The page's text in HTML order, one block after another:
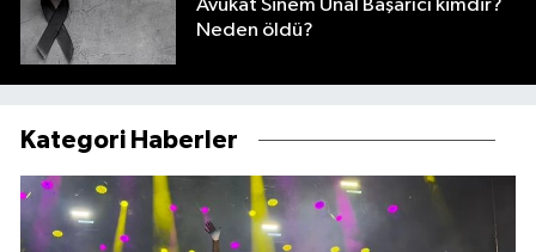
Avukat Sinem Ünal Başarıcı kimdir?
Neden öldü?
Kategori Haberler